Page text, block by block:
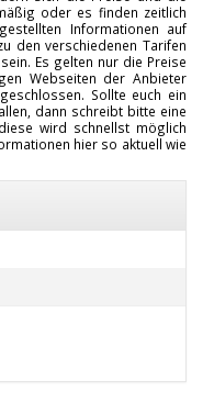
oder es finden zeitlich
Informationen auf
den verschiedenen Tarifen
Es gelten nur die Preise
Webseiten der Anbieter
Sollte euch ein
dann schreibt bitte eine
wird schnellst möglich
hier so aktuell wie